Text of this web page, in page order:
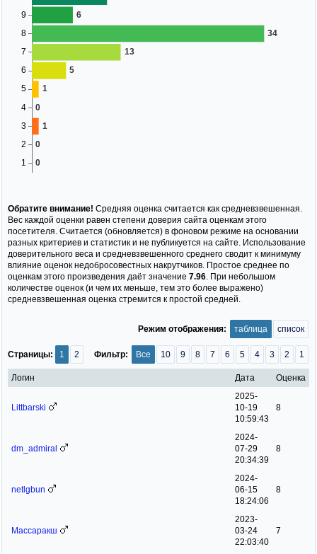
Обратите внимание! Средняя оценка считается как средневзвешенная.
Вес каждой оценки равен степени доверия сайта оценкам этого
посетителя. Считается (обновляется) в фоновом режиме на основании
разных критериев и статистик и не публикуется на сайте. Использование
доверительного веса и средневзвешенного среднего сводит к минимуму
влияние оценок недобросовестных накрутчиков. Простое среднее по
оценкам этого произведения даёт значение 7.96 . При небольшом
количестве оценок (и чем их меньше, тем это более выражено)
средневзвешенная оценка стремится к простой средней.
Режим отображения: таблица список
Все 10 9 8 7 6 5 4 3 2 1
Фильтр:
Страницы: 1 2
Логин Дата Оценка
Littbarski
2025-
10-19
10:59:43
8
dm_admiral
2024-
07-29
20:34:39
8
netlgbun
2024-
06-15
18:24:06
8
Массаракш
2023-
03-24
22:03:40
7